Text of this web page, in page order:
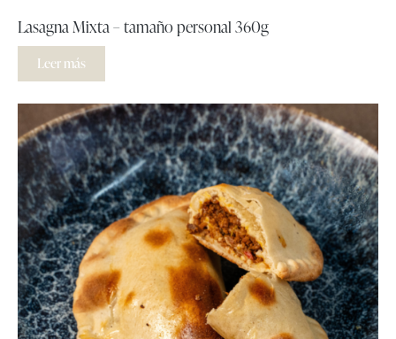
Lasagna Mixta – tamaño personal 360g
Leer más